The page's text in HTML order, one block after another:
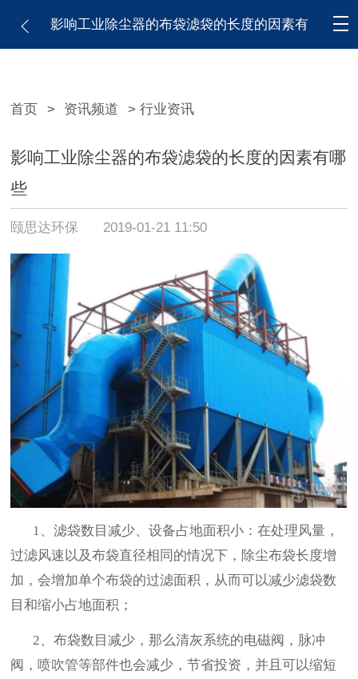
影响工业除尘器的布袋滤袋的长度的因素有
首页 > 资讯频道 > 行业资讯
影响工业除尘器的布袋滤袋的长度的因素有哪
些
颐思达环保 2019-01-21 11:50
1、滤袋数目减少、设备占地面积小：在处理风量，
过滤风速以及布袋直径相同的情况下，除尘布袋长度增
加，会增加单个布袋的过滤面积，从而可以减少滤袋数
目和缩小占地面积；
2、布袋数目减少，那么清灰系统的电磁阀，脉冲
阀，喷吹管等部件也会减少，节省投资，并且可以缩短